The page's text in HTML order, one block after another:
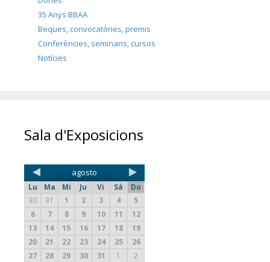
35 Anys BBAA
Beques, convocatòries, premis
Conferències, seminaris, cursos
Notícies
Sala d'Exposicions
agosto
Lu Ma Mi Ju Vi Sá
Do
30
31 1 2 3 4
5
6
7 8 9 10 11
12
13
14 15 16 17 18
19
20
21 22 23 24 25
26
27
28 29 30 31 1 2